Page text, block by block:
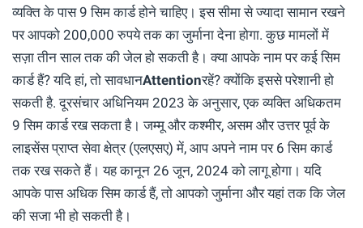
व्यक्ति के पास 9 सिम कार्ड होने चाहिए। इस सीमा से ज्यादा सामान रखने
पर आपको 200,000 रुपये तक का जुर्माना देना होगा. कुछ मामलों में
सज़ा तीन साल तक की जेल हो सकती है। क्या आपके नाम पर कई सिम
कार्ड हैं? यदि हां, तो सावधानAttentionरहें? क्योंकि इससे परेशानी हो
सकती है. दूरसंचार अधिनियम 2023 के अनुसार, एक व्यक्ति अधिकतम
9 सिम कार्ड रख सकता है। जम्मू और कश्मीर, असम और उत्तर पूर्व के
लाइसेंस प्राप्त सेवा क्षेत्र (एलएसए) में, आप अपने नाम पर 6 सिम कार्ड
तक रख सकते हैं। यह कानून 26 जून, 2024 को लागू होगा। यदि
आपके पास अधिक सिम कार्ड हैं, तो आपको जुर्माना और यहां तक ​​कि जेल
की सजा भी हो सकती है।